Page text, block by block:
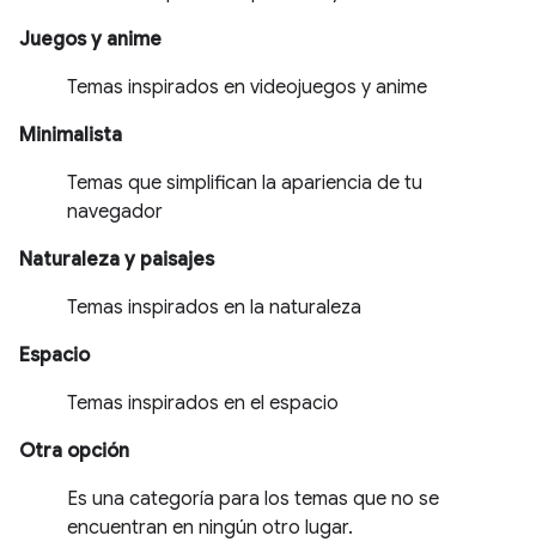
Juegos y anime
Temas inspirados en videojuegos y anime
Minimalista
Temas que simplifican la apariencia de tu
navegador
Naturaleza y paisajes
Temas inspirados en la naturaleza
Espacio
Temas inspirados en el espacio
Otra opción
Es una categoría para los temas que no se
encuentran en ningún otro lugar.